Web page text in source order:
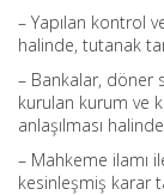
– Yapılan kontrol
halinde, tutanak
– Bankalar, döner
kurulan kurum ve
anlaşılması
– Mahkeme ilamı
kesinleşmiş karar